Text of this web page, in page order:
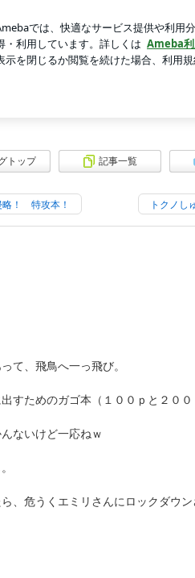
だと思い荷物をまとめた嫁
トップ 記事一覧
！ 特攻本！ トクノし
て、飛鳥へ一っ飛び。
すためのガゴ本（１００ｐと２００
ないけど一応ねｗ
、危うくエミリさんにロックダウン